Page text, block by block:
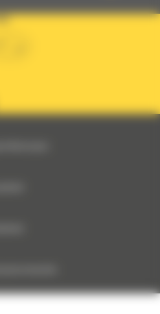
Responsibility